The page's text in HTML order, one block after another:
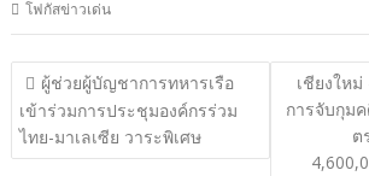
โฟกัสข่าวเด่น
แนะแนว
เรื่อง
ผู้ช่วยผู้บัญชาการทหารเรือ
เข้าร่วมการประชุมองค์กรร่วม
ไทย-มาเลเซีย วาระพิเศษ
เชียงให
การจับกุม
ต